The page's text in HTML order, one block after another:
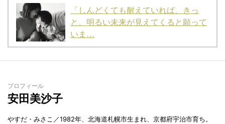
「しんどくても耐えていれば、きっ
と、明るい未来が見えてくると願って
いま…
プロフィール
安田美沙子
やすだ・みさこ／1982年、北海道札幌市生まれ、京都府宇治市育ち。